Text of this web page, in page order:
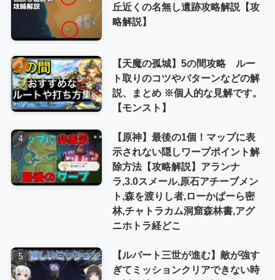
丘近くの名無し遺跡攻略解説【攻
略解説】
【天魔の孤城】5の間攻略 ルー
ト取りのコツやパターンなどの解
説、まとめ ※個人的な見解です。
【モンスト】
【原神】最後の1個！マップに表
示されない隠しワープポイント解
除方法【攻略解説】アランナ
ラ,3.0スメール,原石アチーブメン
ト,森を渡りし者,ローかぱーら密
林,チャトラカム洞窟森林書,アグ
ニホトラ経どこ
【ルパート三世が進む】敵が強す
ぎてミッションクリアできない時